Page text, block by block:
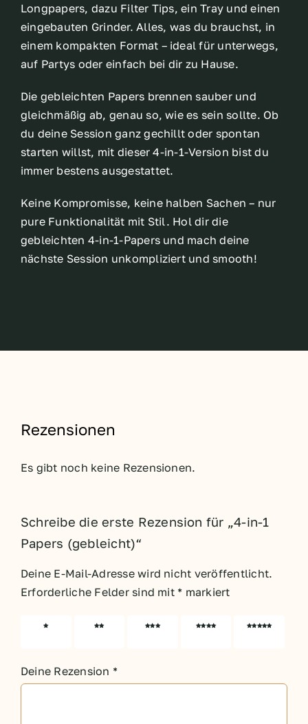
Longpapers, dazu Filter Tips, ein Tray und einen
eingebauten Grinder. Alles, was du brauchst, in
einem kompakten Format – ideal für unterwegs,
auf Partys oder einfach bei dir zu Hause.
Die gebleichten Papers brennen sauber und
gleichmäßig ab, genau so, wie es sein sollte. Ob
du deine Session ganz gechillt oder spontan
starten willst, mit dieser 4-in-1-Version bist du
immer bestens ausgestattet.
Keine Kompromisse, keine halben Sachen – nur
pure Funktionalität mit Stil. Hol dir die
gebleichten 4-in-1-Papers und mach deine
nächste Session unkompliziert und smooth!
Rezensionen
Es gibt noch keine Rezensionen.
Schreibe die erste Rezension für „4-in-1
Papers (gebleicht)“
Deine E-Mail-Adresse wird nicht veröffentlicht.
Erforderliche Felder sind mit * markiert
1 von
2 von
3 von
4 von
5 von
Deine Rezension *